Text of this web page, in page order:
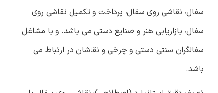
سفال، نقاشی روی سفال، پرداخت و تکمیل نقاشی روی
سفال، بازاریابی هنر و صنایع دستی می باشد. و با مشاغل
سفالگران سنتی دستی و چرخی و نقاشان در ارتباط می
باشد.